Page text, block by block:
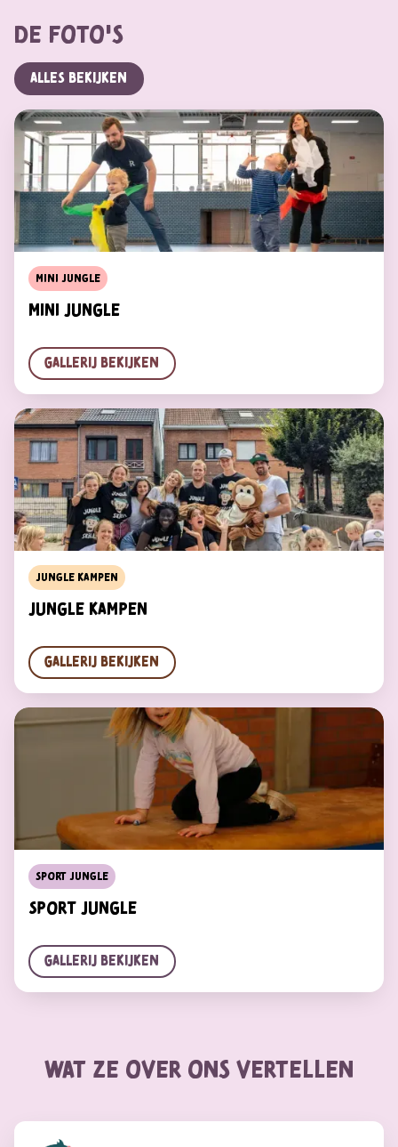
De foto's
Alles bekijken
Mini Jungle
Mini Jungle
Gallerij bekijken
Jungle kampen
Jungle Kampen
Gallerij bekijken
Sport Jungle
Sport Jungle
Gallerij bekijken
wat ze over ons vertellen